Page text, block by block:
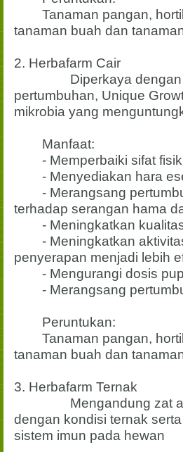
Tanaman pangan,
tanaman buah dan
2. Herbafarm Cair
Diperkaya
pertumbuhan, Unique
mikrobia yang
Manfaat:
- Memperbaiki sifat
- Menyediakan hara
- Merangsang
terhadap serangan hama
- Meningkatkan
- Meningkatkan
penyerapan menjadi lebih
- Mengurangi dosis
- Merangsang
Peruntukan:
Tanaman pangan,
tanaman buah dan
3. Herbafarm Ternak
Mengandung zat
dengan kondisi ternak
sistem imun pada hewan